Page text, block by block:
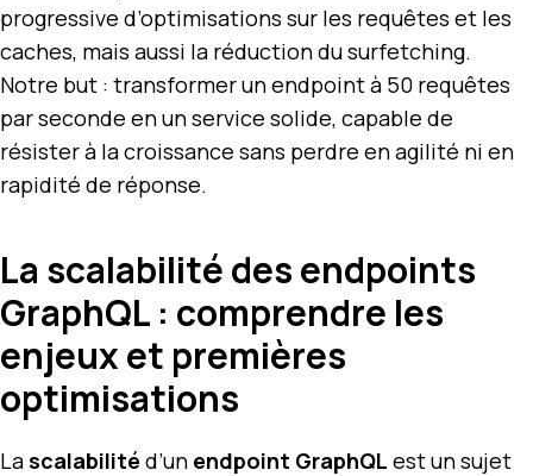
progressive d’optimisations sur les requêtes et les
caches, mais aussi la réduction du surfetching.
Notre but : transformer un endpoint à 50 requêtes
par seconde en un service solide, capable de
résister à la croissance sans perdre en agilité ni en
rapidité de réponse.
La scalabilité des endpoints
GraphQL : comprendre les
enjeux et premières
optimisations
Lascalabilité d’un endpoint GraphQL est un sujet